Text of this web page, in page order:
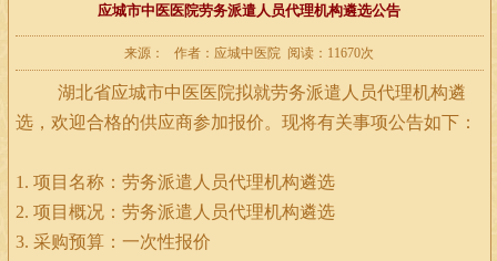
应城市中医医院劳务派遣人员代理机构遴选公告
来源： 作者：应城中医院 阅读：11670次
湖北省应城市中医医院拟就劳务派遣人员代理机构遴
选，欢迎合格的供应商参加报价。现将有关事项公告如下：
1.项目名称：劳务派遣人员代理机构遴选
2.项目概况：劳务派遣人员代理机构遴选
3.采购预算：一次性报价